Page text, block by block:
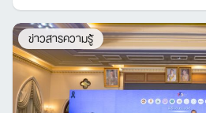
ข่าวสารความรู้